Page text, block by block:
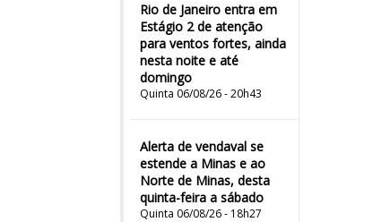
Rio de Janeiro entra em
Estágio 2 de atenção
para ventos fortes, ainda
nesta noite e até
domingo
Quinta 06/08/26 - 20h43
Alerta de vendaval se
estende a Minas e ao
Norte de Minas, desta
quinta-feira a sábado
Quinta 06/08/26 - 18h27